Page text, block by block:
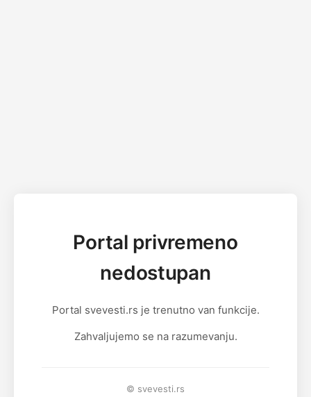
Portal privremeno
nedostupan
Portal svevesti.rs je trenutno van funkcije.
Zahvaljujemo se na razumevanju.
© svevesti.rs